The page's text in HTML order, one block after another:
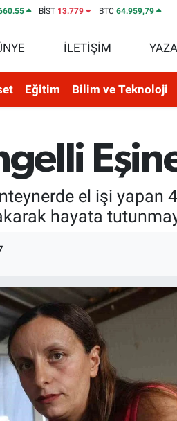
BİST 13.779 BTC 64.959,79
İLETİŞİM
Eğitim Bilim ve Teknoloji
el işi yapan
hayata